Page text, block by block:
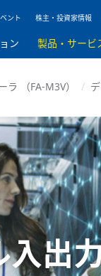
ント 株主・投資家情報
ン 製品・サービ
（FA-M3V）
入出